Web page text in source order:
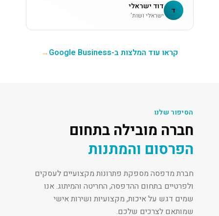
ד דוד ישראלי
ישראלי ושות'
קראו עוד המלצות ב-Google Business →
הסיפור שלנו
חברה מובילה בתחום
הפרסום והמתנות
חברת מדפסה מספקת פתרונות מקצועיים לעסקים
ולפרטיים בתחום ההדפסה, החריטה והמיתוג. אנו
שמים דגש על איכות, מקצועיות ושירות אישי
שמותאם לצרכים שלכם.